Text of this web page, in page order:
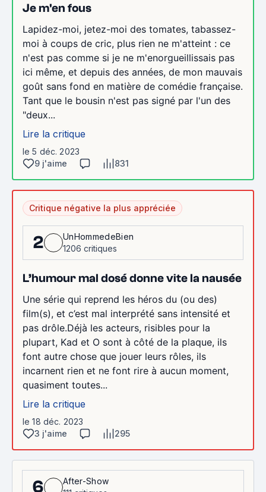
Je m'en fous
Lapidez-moi, jetez-moi des tomates, tabassez-
moi à coups de cric, plus rien ne m'atteint : ce
n'est pas comme si je ne m'enorgueillissais pas
ici même, et depuis des années, de mon mauvais
goût sans fond en matière de comédie française.
Tant que le bousin n'est pas signé par l'un des
"deux...
Lire la critique
le 5 déc. 2023
9 j'aime
831
Critique négative la plus appréciée
2
UnHommedeBien
1206 critiques
L’humour mal dosé donne vite la nausée
Une série qui reprend les héros du (ou des)
film(s), et c’est mal interprété sans intensité et
pas drôle.Déjà les acteurs, risibles pour la
plupart, Kad et O sont à côté de la plaque, ils
font autre chose que jouer leurs rôles, ils
incarnent rien et ne font rire à aucun moment,
quasiment toutes...
Lire la critique
le 18 déc. 2023
3 j'aime
295
6
After-Show